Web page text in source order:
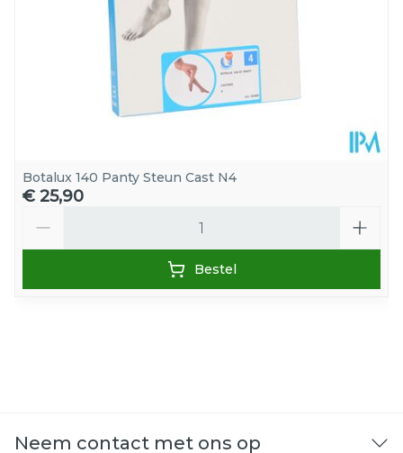
25°C)
Botalux 140 Panty Steun Cast N4
€ 25,90
Bestel
Neem contact met ons op